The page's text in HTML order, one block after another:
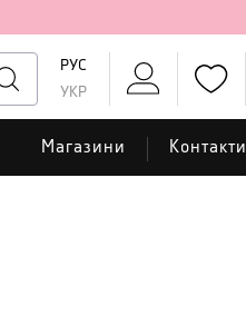
РУС
УКР
Магазини Контакти